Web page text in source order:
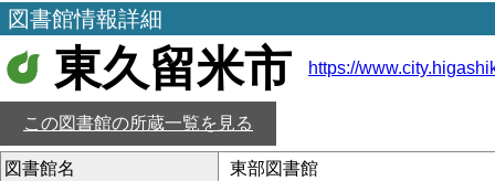
図書館情報詳細
東久留米市 https://
この図書館の所蔵一覧を見る
図書館名 東部図書館